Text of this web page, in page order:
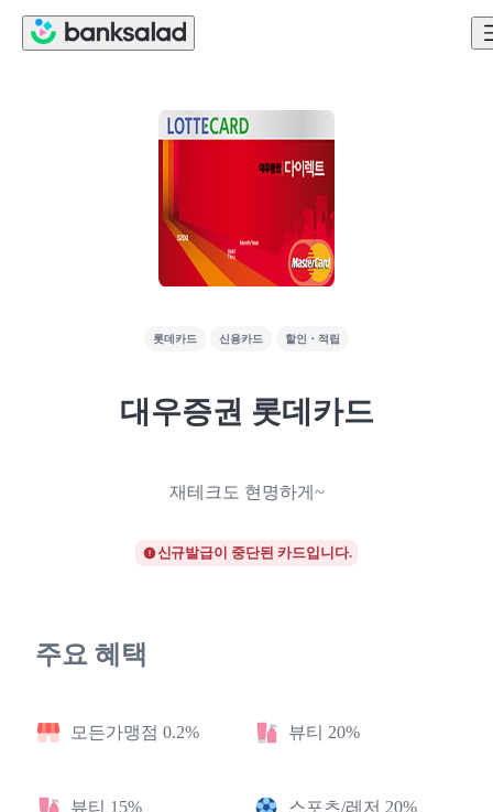
롯데카드 신용카드 할인・적립
대우증권 롯데카드
재테크도 현명하게~
신규발급이 중단된 카드입니다.
주요 혜택
모든가맹점 0.2% 뷰티 20%
뷰티 15% 스포츠/레저 20%